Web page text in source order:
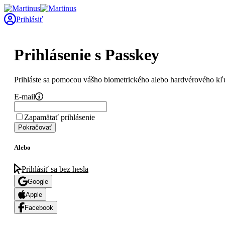
Prihlásiť
Prihlásenie s Passkey
Prihláste sa pomocou vášho biometrického alebo hardvérového
E-mail
Zapamätať prihlásenie
Pokračovať
Alebo
Prihlásiť sa bez hesla
Google
Apple
Facebook